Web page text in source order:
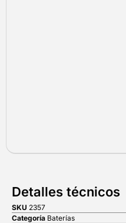
Detalles técnicos
SKU 2357
Categoría Baterías